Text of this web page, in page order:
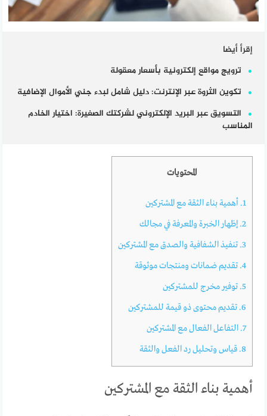
إقرأ أيضا
ترويج مواقع إلكترونية بأسعار معقولة
تكوين الثروة عبر الإنترنت: دليل شامل لبدء جني الأموال الإضافية
التسويق عبر البريد الإلكتروني لشركتك الصغيرة: اختيار الخادم
المناسب
المحتويات
1. أهمية بناء الثقة مع المشتركين
2. إظهار الخبرة والمعرفة في مجالك
3. تنفيذ الشفافية والصدق مع المشتركين
4. تقديم ضمانات ومنتجات موثوقة
5. توفير مخرج للمشتركين
6. تقديم محتوى ذو قيمة للمشتركين
7. التفاعل الفعال مع المشتركين
8. قياس وتحليل رد الفعل والثقة
أهمية بناء الثقة مع المشتركين